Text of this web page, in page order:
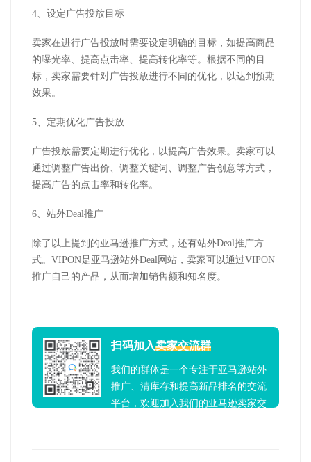
4、设定广告投放目标
卖家在进行广告投放时需要设定明确的目标，如提高商品
的曝光率、提高点击率、提高转化率等。根据不同的目
标，卖家需要针对广告投放进行不同的优化，以达到预期
效果。
5、定期优化广告投放
广告投放需要定期进行优化，以提高广告效果。卖家可以
通过调整广告出价、调整关键词、调整广告创意等方式，
提高广告的点击率和转化率。
6、站外Deal推广
除了以上提到的亚马逊推广方式，还有站外Deal推广方
式。VIPON是亚马逊站外Deal网站，卖家可以通过VIPON
推广自己的产品，从而增加销售额和知名度。
扫码加入卖家交流群
我们的群体是一个专注于亚马逊站外
推广、清库存和提高新品排名的交流
平台，欢迎加入我们的亚马逊卖家交